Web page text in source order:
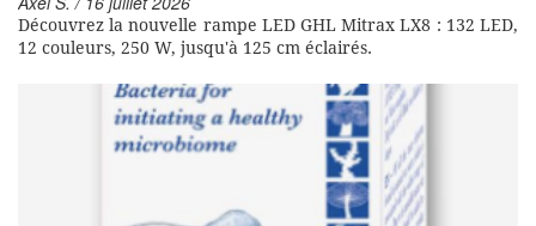
Découvrez la nouvelle rampe LED GHL Mitrax LX8 : 132 LED,
12 couleurs, 250 W, jusqu'à 125 cm éclairés.